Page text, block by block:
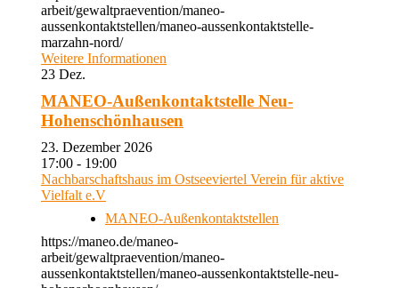
arbeit/gewaltpraevention/maneo-
aussenkontaktstellen/maneo-aussenkontaktstelle-
marzahn-nord/
Weitere Informationen
23 Dez.
MANEO-Außenkontaktstelle Neu-
Hohenschönhausen
23. Dezember 2026
17:00 - 19:00
Nachbarschaftshaus im Ostseeviertel Verein für aktive
Vielfalt e.V
MANEO-Außenkontaktstellen
https://maneo.de/maneo-
arbeit/gewaltpraevention/maneo-
aussenkontaktstellen/maneo-aussenkontaktstelle-neu-